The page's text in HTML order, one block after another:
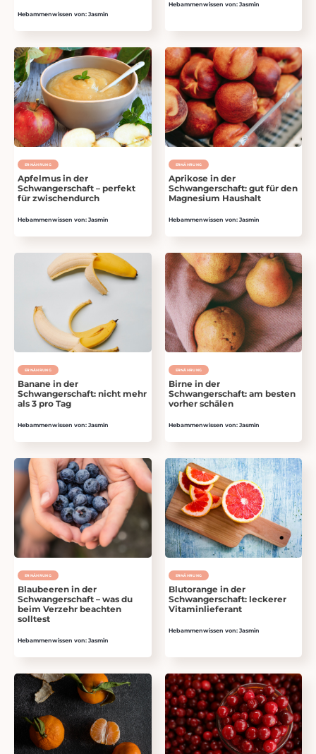
Hebammenwissen von: Jasmin
Hebammenwissen von: Jasmin
ERNÄHRUNG
Apfelmus in der
Schwangerschaft – perfekt
für zwischendurch
Hebammenwissen von: Jasmin
ERNÄHRUNG
Aprikose in der
Schwangerschaft: gut für den
Magnesium Haushalt
Hebammenwissen von: Jasmin
ERNÄHRUNG
Banane in der
Schwangerschaft: nicht mehr
als 3 pro Tag
Hebammenwissen von: Jasmin
ERNÄHRUNG
Birne in der
Schwangerschaft: am besten
vorher schälen
Hebammenwissen von: Jasmin
ERNÄHRUNG
Blaubeeren in der
Schwangerschaft – was du
beim Verzehr beachten
solltest
Hebammenwissen von: Jasmin
ERNÄHRUNG
Blutorange in der
Schwangerschaft: leckerer
Vitaminlieferant
Hebammenwissen von: Jasmin